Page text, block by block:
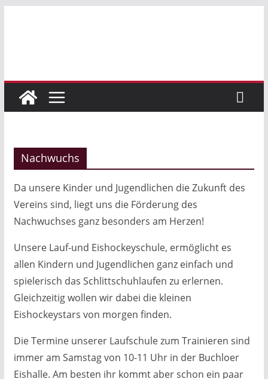
Nachwuchs
Da unsere Kinder und Jugendlichen die Zukunft des
Vereins sind, liegt uns die Förderung des
Nachwuchses ganz besonders am Herzen!
Unsere Lauf-und Eishockeyschule, ermöglicht es
allen Kindern und Jugendlichen ganz einfach und
spielerisch das Schlittschuhlaufen zu erlernen.
Gleichzeitig wollen wir dabei die kleinen
Eishockeystars von morgen finden.
Die Termine unserer Laufschule zum Trainieren sind
immer am Samstag von 10-11 Uhr in der Buchloer
Eishalle. Am besten ihr kommt aber schon ein paar